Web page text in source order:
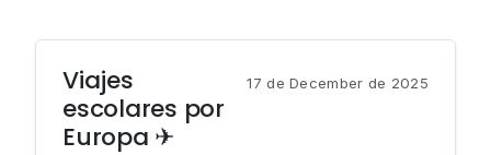
Viajes
escolares por
Europa ✈
17 de December de 2025